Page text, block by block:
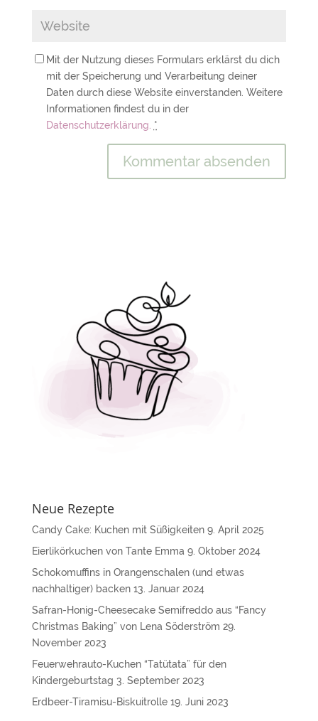
Mit der Nutzung dieses Formulars erklärst du dich
mit der Speicherung und Verarbeitung deiner
Daten durch diese Website einverstanden. Weitere
Informationen findest du in der
Datenschutzerklärung. *
Neue Rezepte
Candy Cake: Kuchen mit Süßigkeiten 9. April 2025
Eierlikörkuchen von Tante Emma 9. Oktober 2024
Schokomuffins in Orangenschalen (und etwas
nachhaltiger) backen 13. Januar 2024
Safran-Honig-Cheesecake Semifreddo aus “Fancy
Christmas Baking” von Lena Söderström 29.
November 2023
Feuerwehrauto-Kuchen “Tatütata” für den
Kindergeburtstag 3. September 2023
Erdbeer-Tiramisu-Biskuitrolle 19. Juni 2023